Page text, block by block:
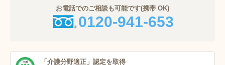
お電話でのご相談も可能です(携帯 OK)
0120-941-653
「介護分野適正」 認定を取得